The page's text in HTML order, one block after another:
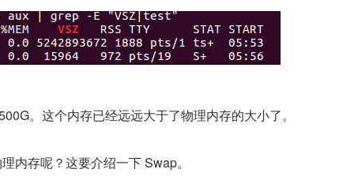
。这个内存已经远远大于了物理内存的大小了。
内存呢？这要介绍一下 Swap。